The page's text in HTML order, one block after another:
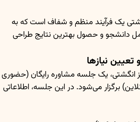
یک فرآیند منظم و شفاف است که به
دانشجو و حصول بهترین نتایج طراحی
نیازها
یک جلسه مشاوره رایگان (حضوری
برگزار می‌شود. در این جلسه، اطلاعاتی